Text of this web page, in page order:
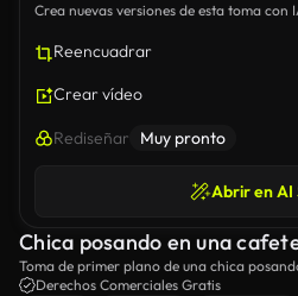
Crea nuevas versiones de esta toma con
Reencuadrar
Crear vídeo
Rediseñar Muy pronto
Abrir en AI
Chica posando en una
Toma de primer plano de una chica
Derechos Comerciales Gratis